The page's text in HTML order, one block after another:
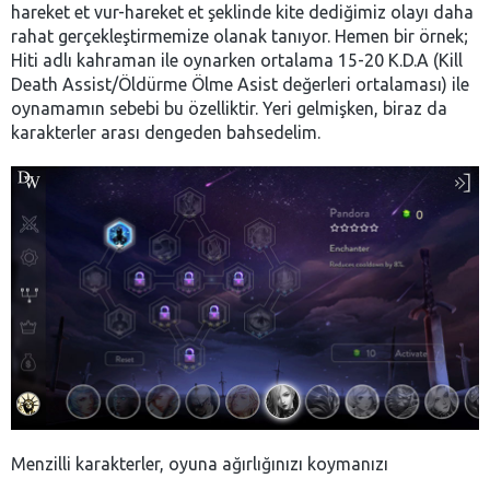
hareket et vur-hareket et şeklinde kite dediğimiz olayı daha
rahat gerçekleştirmemize olanak tanıyor. Hemen bir örnek;
Hiti adlı kahraman ile oynarken ortalama 15-20 K.D.A (Kill
Death Assist/Öldürme Ölme Asist değerleri ortalaması) ile
oynamamın sebebi bu özelliktir. Yeri gelmişken, biraz da
karakterler arası dengeden bahsedelim.
Menzilli karakterler, oyuna ağırlığınızı koymanızı